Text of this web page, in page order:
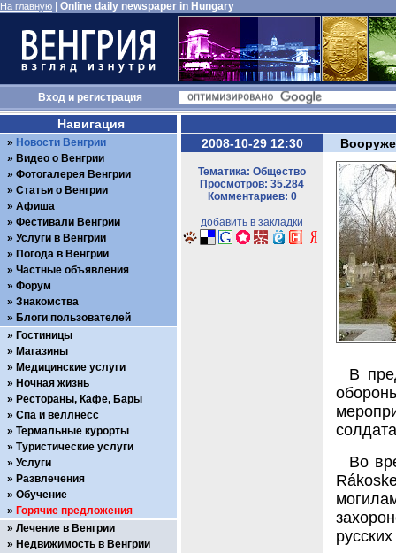
На главную Online daily newspaper in Hungary
Входи регистрация
2008-10-29 12:30
Тематика: Общество
Просмотров: 35.284
Комментариев: 0
добавить в закладки
В
Во
Навигация
Новости Венгрии
Видео о Венгрии
Фотогалерея Венгрии
Статьи о Венгрии
Афиша
Фестивали Венгрии
Услуги в Венгрии
Погода в Венгрии
Частные объявления
Форум
Знакомства
Блоги пользователей
Гостиницы
Магазины
Медицинские услуги
Ночная жизнь
Рестораны, Кафе, Бары
Спа и веллнесс
Термальные курорты
Туристические услуги
Услуги
Развлечения
Обучение
Горячие предложения
Лечение в Венгрии
Недвижимость в Венгрии